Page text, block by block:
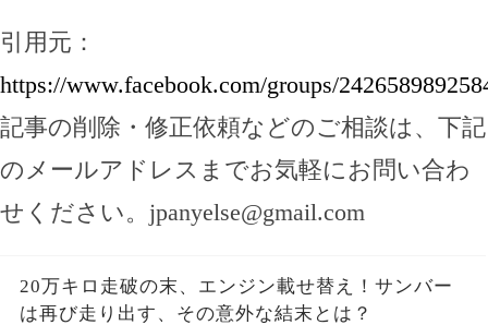
引用元：
https://www.facebook.com/groups/
記事の削除・修正依頼などのご相談は、下記
のメールアドレスまでお気軽にお問い合わ
せください。 jpanyelse@gmail.com
20万キロ走破の末、エンジン載せ替え！サンバー
は再び走り出す、その意外な結末とは？